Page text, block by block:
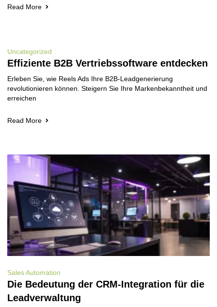
Read More
Uncategorized
Effiziente B2B Vertriebssoftware entdecken
Erleben Sie, wie Reels Ads Ihre B2B-Leadgenerierung
revolutionieren können. Steigern Sie Ihre Markenbekanntheit und
erreichen
Read More
Sales Automation
Die Bedeutung der CRM-Integration für die
Leadverwaltung